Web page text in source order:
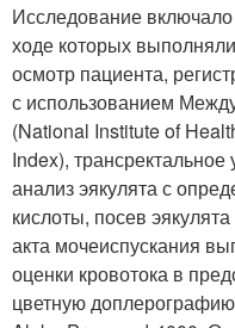
Исследование
ходе которых
осмотр пациента,
с использованием
(National Institute of
Index), трансректальное
анализ эякулята с
кислоты, посев
акта мочеиспускания
оценки кровотока в
цветную